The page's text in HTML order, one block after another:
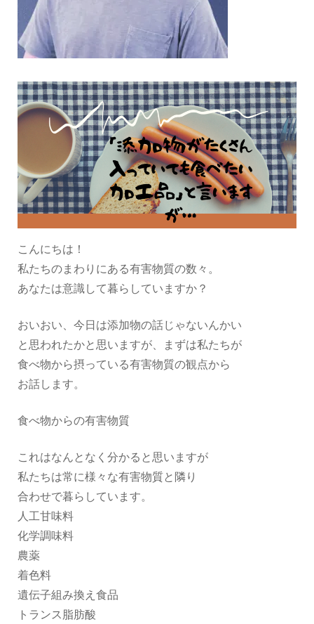
こんにちは！
私たちのまわりにある有害物質の数々。
あなたは意識して暮らしていますか？
おいおい、今日は添加物の話じゃないんかい
と思われたかと思いますが、まずは私たちが
食べ物から摂っている有害物質の観点から
お話します。
食べ物からの有害物質
これはなんとなく分かると思いますが
私たちは常に様々な有害物質と隣り
合わせで暮らしています。
人工甘味料
化学調味料
農薬
着色料
遺伝子組み換え食品
トランス脂肪酸